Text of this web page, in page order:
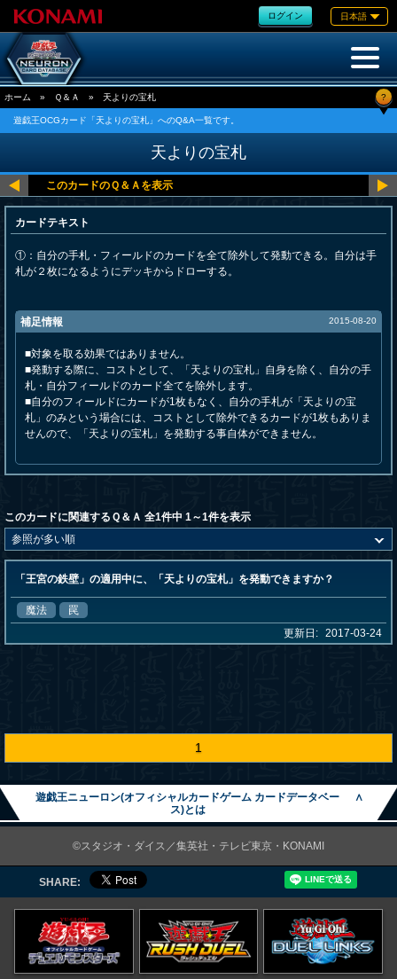
ログイン 日本語
ホーム » Ｑ＆Ａ » 天よりの宝札 ?
遊戯王OCGカード「天よりの宝札」へのQ&A一覧です。
天よりの宝札
カードテキスト
①：自分の手札・フィールドのカードを全て除外して発動できる。自分は手
札が２枚になるようにデッキからドローする。
補足情報 2015-08-20
■対象を取る効果ではありません。
■発動する際に、コストとして、「天よりの宝札」自身を除く、自分の手
札・自分フィールドのカード全てを除外します。
■自分のフィールドにカードが1枚もなく、自分の手札が「天よりの宝
札」のみという場合には、コストとして除外できるカードが1枚もありま
せんので、「天よりの宝札」を発動する事自体ができません。
このカードに関連するＱ＆Ａ 全1件中 1～1件を表示
「王宮の鉄壁」の適用中に、「天よりの宝札」を発動できますか？
魔法
罠
更新日: 2017-03-24
1
遊戯王ニューロン(オフィシャルカードゲーム カードデータベー
ス)とは
∧
©スタジオ・ダイス／集英社・テレビ東京・KONAMI
SHARE: